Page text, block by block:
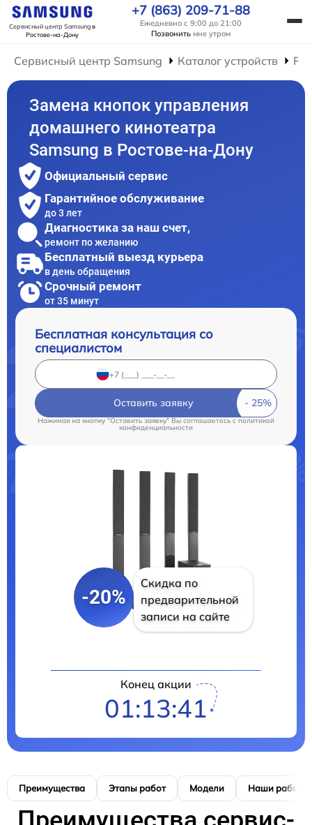
Сервисный центр Samsungв
Ростове-на-Дону
+7 (863) 209-71-88
Ежедневно с 9:00 до 21:00
Позвонить мне утром
Сервисный центр Samsung Каталог устройств
Замена кнопок управления
домашнего кинотеатра
Samsung в Ростове-на-Дону
Официальный сервис
Гарантийное обслуживание
до 3 лет
Диагностика за наш счет,
ремонт по желанию
Бесплатный выезд курьера
в день обращения
Срочный ремонт
от 35 минут
Бесплатная консультация со
специалистом
Оставить заявку
Нажимая на кнопку "Оставить заявку" Вы соглашаетесь c политикой
конфиденциальности
-20%
Скидка по
предварительной
записи на сайте
Конец акции
01:13:41
Преимущества Этапы работ Модели Наши работы